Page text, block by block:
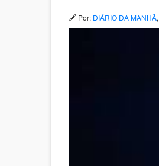
Por: DIÁRIO DA MANHÃ,